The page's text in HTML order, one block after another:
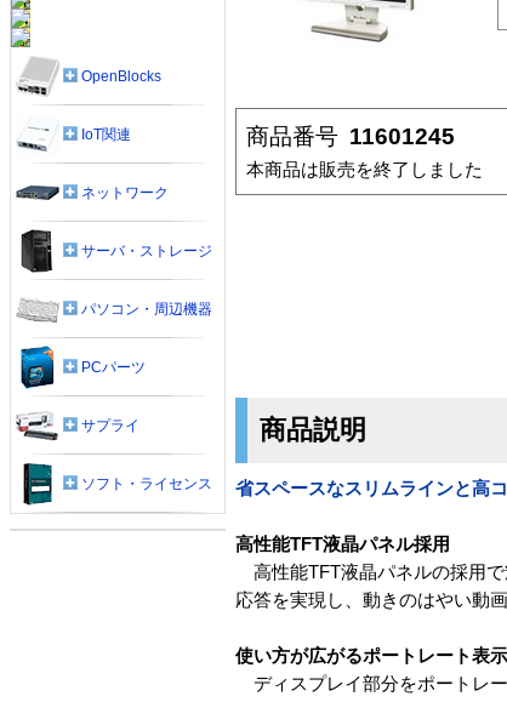
商品番号 11601245
本商品は販売を終了しました
商品説明
省スペースなスリムラインと高
高性能TFT液晶パネル採用
高性能TFT液晶パネルの採用で
応答を実現し、動きのはやい動
使い方が広がるポートレート表
ディスプレイ部分をポートレ
OpenBlocks
IoT関連
ネットワーク
サーバ・ストレージ
パソコン・周辺機器
PCパーツ
サプライ
ソフト・ライセンス